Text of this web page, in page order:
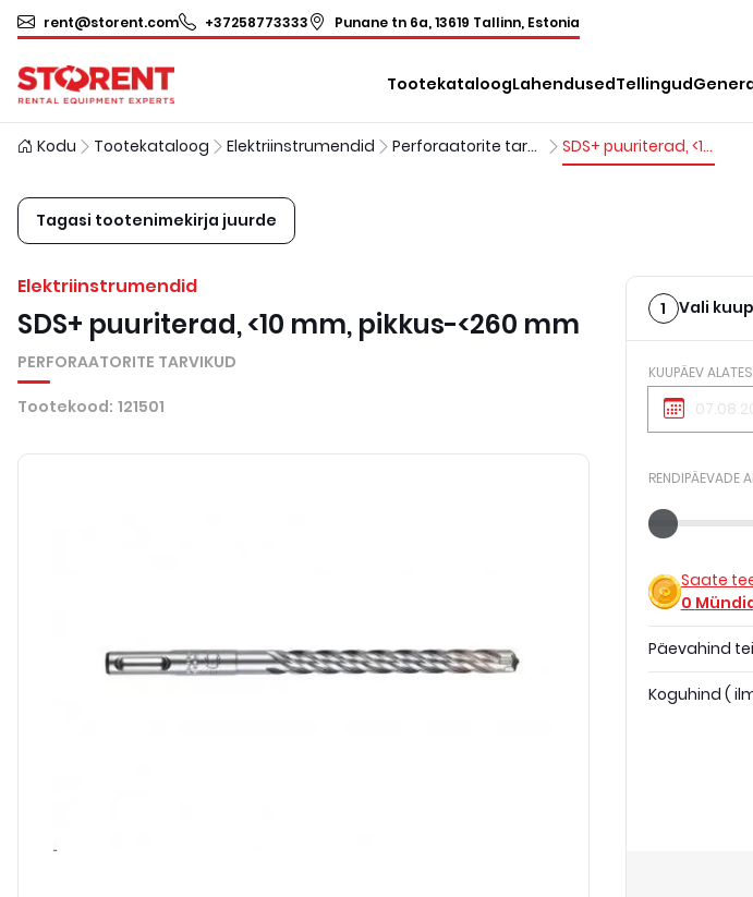
rent@storent.com +37258773333 Punane tn 6a, 13619 Tallinn, Estonia
TootekataloogLahendusedTellingud
Kodu Tootekataloog Elektriinstrumendid Perforaatorite tarvikud SDS+ puuriterad, <10 mm, pikkus-<260 mm
Tagasi tootenimekirja juurde
Elektriinstrumendid
SDS+ puuriterad, <10 mm, pikkus-<260 mm
PERFORAATORITE TARVIKUD
Tootekood: 121501
1 Vali
KUUPÄEV ALATES
RENDIPÄEVADE
Saate
0
Päevahind
Koguhind (